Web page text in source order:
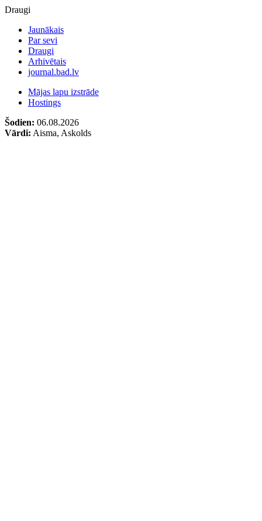
Draugi
Jaunākais
Par sevi
Draugi
Arhivētais
journal.bad.lv
Mājas lapu izstrāde
Hostings
Šodien: 06.08.2026
Vārdi: Aisma, Askolds